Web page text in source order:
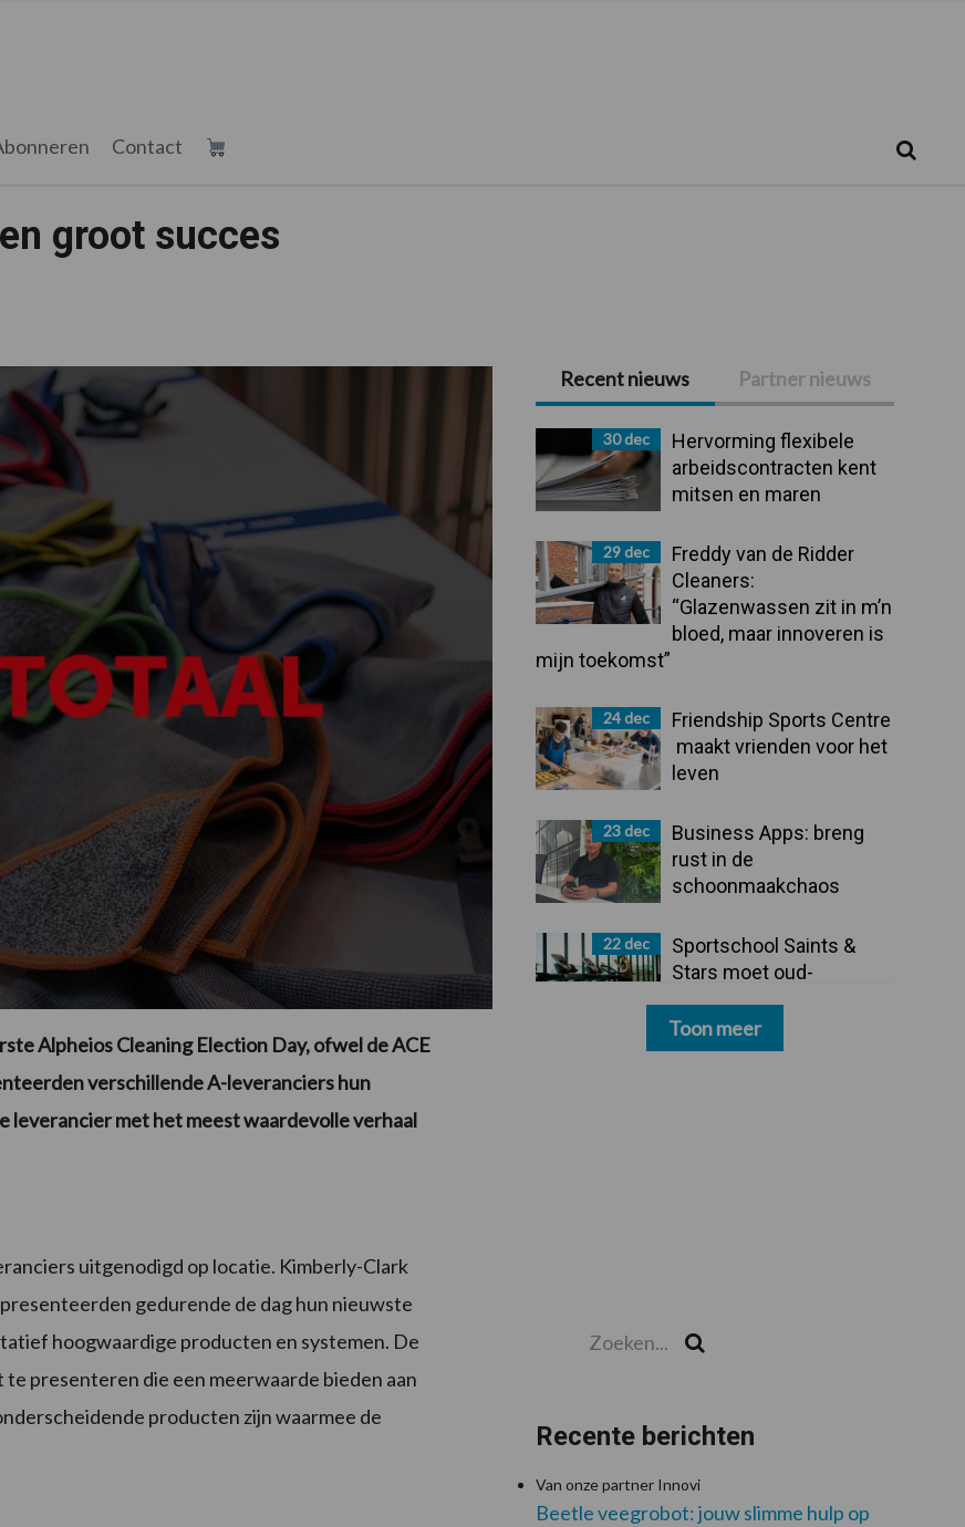
Contact
groot succes
Alpheios Cleaning Election Day, ofwel de ACE
verschillende A-leveranciers hun
leverancier met het meest waardevolle verhaal
uitgenodigd op locatie. Kimberly-Clark
gedurende de dag hun nieuwste
hoogwaardige producten en systemen. De
presenteren die een meerwaarde bieden aan
producten zijn waarmee de
Primaire
Sidebar
Recent nieuws Partner nieuws
30 dec
Hervorming flexibele
arbeidscontracten kent
mitsen en maren
29 dec
Freddy van de Ridder
Cleaners:
“Glazenwassen zit in m’n
bloed, maar innoveren is
mijn toekomst”
24 dec
Friendship Sports Centre
maakt vrienden voor het
leven
23 dec
Business Apps: breng
rust in de
schoonmaakchaos
22 dec
Sportschool Saints &
Stars moet oud-
betalen
Toon meer
Recente berichten
Van onze partner Innovi
Beetle veegrobot: jouw slimme hulp op